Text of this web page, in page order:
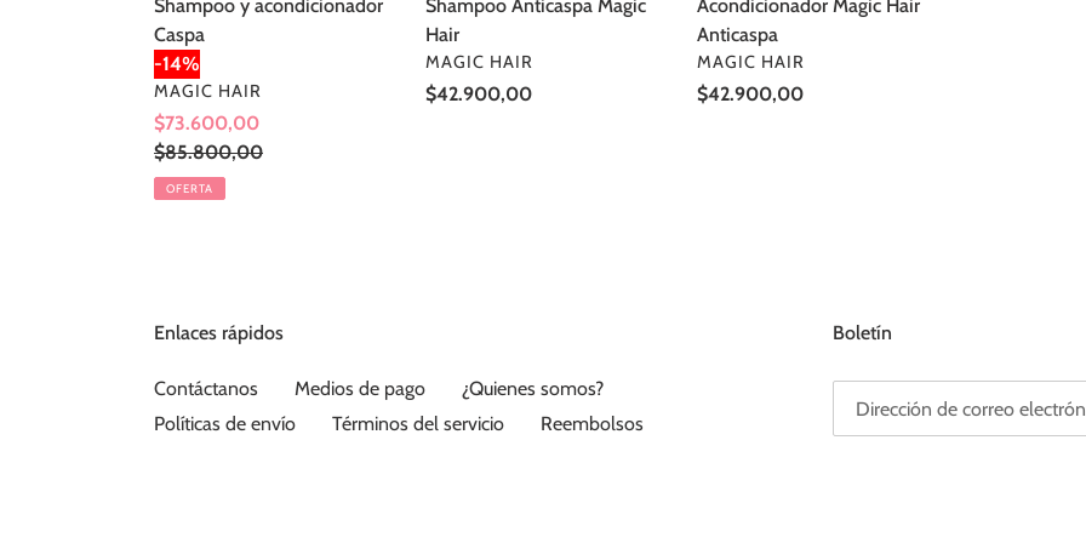
Shampoo y acondicionador
Caspa
-14%
PROVEEDOR
MAGIC HAIR
Precio
de
venta
$73.600,00
Precio
habitual
$85.800,00
OFERTA
Shampoo Anticaspa Magic
Hair
PROVEEDOR
MAGIC HAIR
Precio
$42.900,00
Acondicionador Magic Hair
Anticaspa
PROVEEDOR
MAGIC HAIR
Precio
$42.900,00
Enlaces rápidos
Contáctanos Medios de pago
¿Quienes somos?
Políticas de envío
Términos del servicio Reembolsos
Boletín